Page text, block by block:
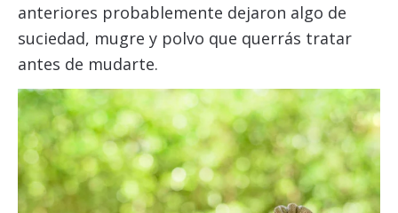
anteriores probablemente dejaron algo de
suciedad, mugre y polvo que querrás tratar
antes de mudarte.